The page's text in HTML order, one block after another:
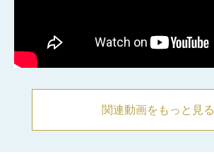
関連動画をもっと見る